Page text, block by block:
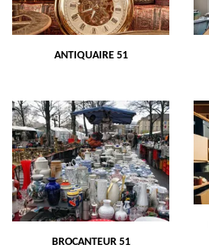
ANTIQUAIRE 51
BROCANTEUR 51